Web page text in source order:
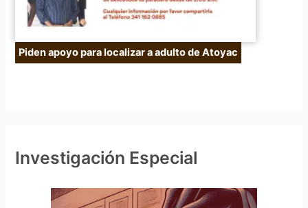
Piden apoyo para localizar a adulto de Atoyac
Investigación Especial